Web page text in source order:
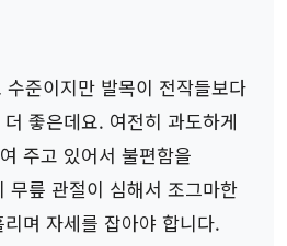
준이지만 발목이 전작들보다
좋은데요. 여전히 과도하게
주고 있어서 불편함을
무릎 관절이 심해서 조그마한
며 자세를 잡아야 합니다.